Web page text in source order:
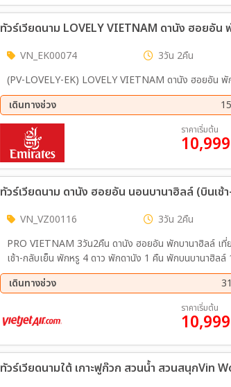
ทัวร์เวียดนาม LOVELY VIETNAM ดานัง ฮอยอัน
VN_EK00074 3วัน 2คืน
(PV-LOVELY-EK) LOVELY VIETNAM ดานัง ฮอยอัน
เดินทางช่วง
14 ส.ค. 69 - 16 ส.ค. 69
04 ก.ย. 69 - 06 ก.
ราคาเริ่มต้น
10,999
ทัวร์เวียดนาม ดานัง ฮอยอัน นอนบานาฮิลล์ (บินเช้
VN_VZ00116 3วัน 2คืน
PRO VIETNAM 3วัน2คืน ดานัง ฮอยอัน พักบานาฮิลล์ เที่
เช้า-กลับเย็น พักหรู 4 ดาว พักดานัง 1 คืน พักบนบานาฮิลล์
เดินทางช่วง
30 ส.ค. 69 - 01 ก.
20 ก.ย. 69 - 22 ก.ย. 69
26 ก.ย. 69 - 28 ก
ราคาเริ่มต้น
10,999
ทัวร์เวียดนามใต้ เกาะฟูก๊วก สวนน้ำ สวนสนุกVin